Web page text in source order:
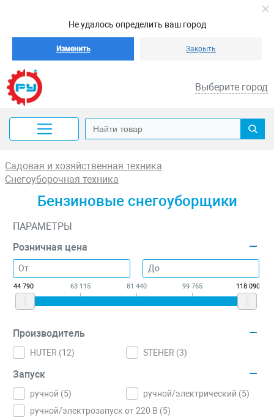
Не удалось определить ваш город
Изменить Закрыть
Выберите город
Садовая и хозяйственная техника
Снегоуборочная техника
Бензиновые снегоуборщики
ПАРАМЕТРЫ
Розничная цена
44 790 63 115 81 440 99 765 118 090
Производитель
HUTER (12) STEHER (3)
Запуск
ручной (5) ручной/электрический (5)
ручной/электрозапуск от 220 В (5)